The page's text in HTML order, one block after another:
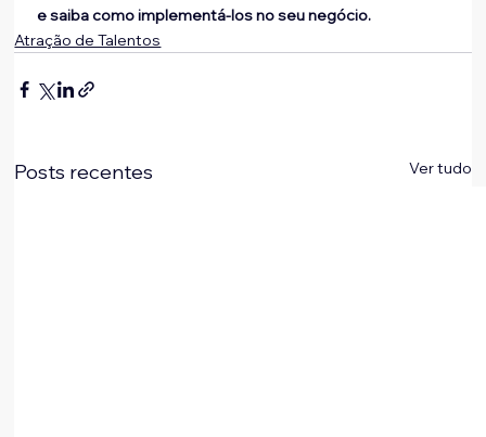
e saiba como implementá-los no seu negócio.
Atração de Talentos
Posts recentes Ver tudo